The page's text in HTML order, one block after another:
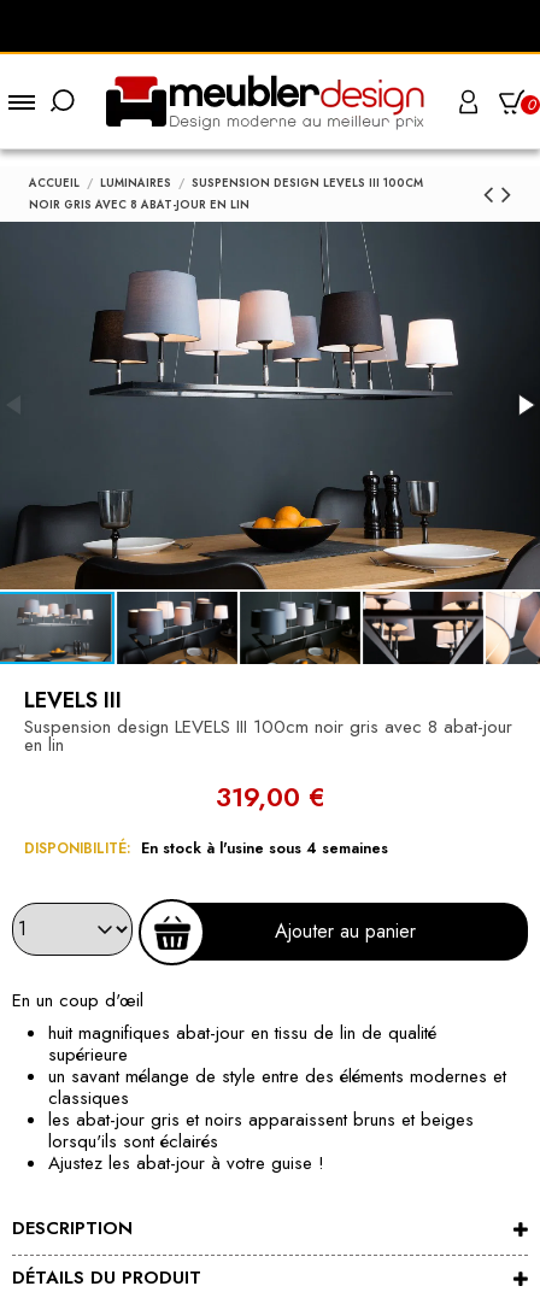
0
ACCUEIL LUMINAIRES
SUSPENSION DESIGN LEVELS III 100CM
NOIR GRIS AVEC 8 ABAT-JOUR EN LIN
LEVELS III
Suspension design LEVELS III 100cm noir gris avec 8 abat-jour
en lin
319,00 €
DISPONIBILITÉ: En stock à l'usine sous 4 semaines
Ajouter au panier
En un coup d'œil
huit magnifiques abat-jour en tissu de lin de qualité
supérieure
un savant mélange de style entre des éléments modernes et
classiques
les abat-jour gris et noirs apparaissent bruns et beiges
lorsqu'ils sont éclairés
Ajustez les abat-jour à votre guise !
DESCRIPTION
DÉTAILS DU PRODUIT